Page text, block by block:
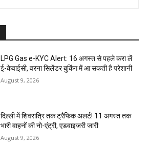
LPG Gas e-KYC Alert: 16 अगस्त से पहले करा लें
ई-केवाईसी, वरना सिलेंडर बुकिंग में आ सकती है परेशानी
August 9, 2026
दिल्ली में शिवरात्रि तक ट्रैफिक अलर्ट! 11 अगस्त तक
भारी वाहनों की नो-एंट्री, एडवाइजरी जारी
August 9, 2026